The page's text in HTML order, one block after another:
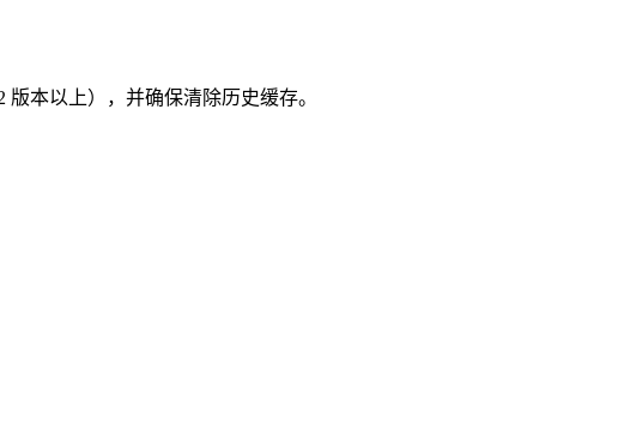
本以上），并确保清除历史缓存。